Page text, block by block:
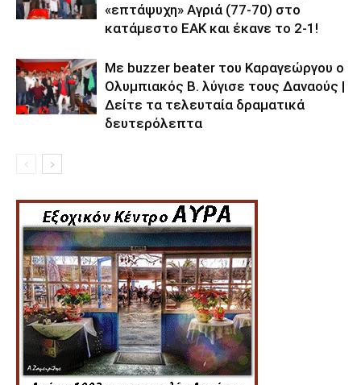
«επτάψυχη» Αγριά (77-70) στο
κατάμεστο ΕΑΚ και έκανε το 2-1!
Με buzzer beater του Καραγεώργου ο
Ολυμπιακός Β. λύγισε τους Δαναούς |
Δείτε τα τελευταία δραματικά
δευτερόλεπτα